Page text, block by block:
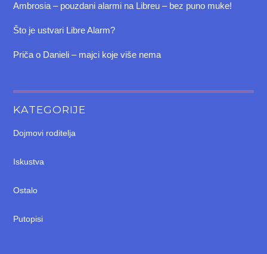
Ambrosia – pouzdani alarmi na Libreu – bez puno muke!
Što je ustvari Libre Alarm?
Priča o Danieli – majci koje više nema
KATEGORIJE
Dojmovi roditelja
Iskustva
Ostalo
Putopisi